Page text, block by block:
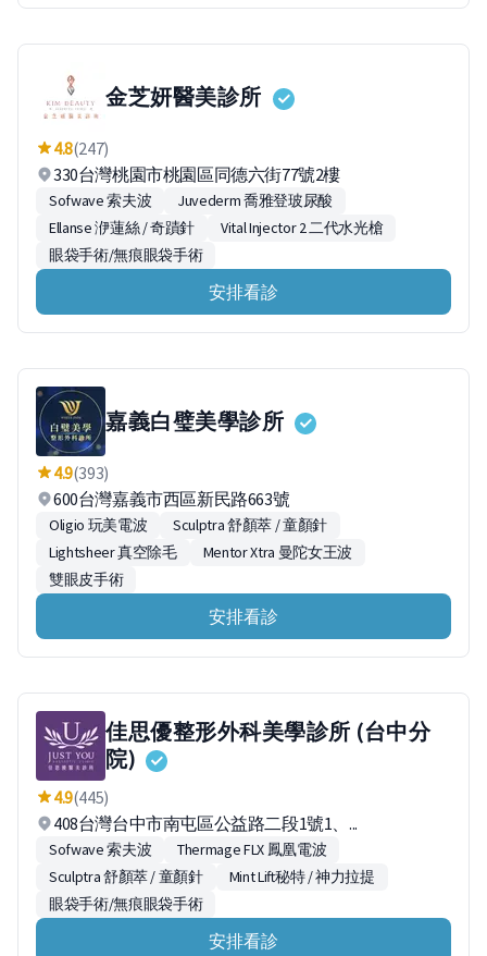
金芝妍醫美診所
4.8(247)
330台灣桃園市桃園區同德六街77號2樓
Sofwave 索夫波
Juvederm 喬雅登玻尿酸
Ellanse 洢蓮絲 / 奇蹟針
Vital Injector 2 二代水光槍
眼袋手術/無痕眼袋手術
安排看診
嘉義白璧美學診所
4.9(393)
600台灣嘉義市西區新民路663號
Oligio 玩美電波
Sculptra 舒顏萃 / 童顏針
Lightsheer 真空除毛
Mentor Xtra 曼陀女王波
雙眼皮手術
安排看診
佳思優整形外科美學診所 (台中分
院)
4.9(445)
408台灣台中市南屯區公益路二段1號1、...
Sofwave 索夫波
Thermage FLX 鳳凰電波
Sculptra 舒顏萃 / 童顏針
Mint Lift秘特 / 神力拉提
眼袋手術/無痕眼袋手術
安排看診